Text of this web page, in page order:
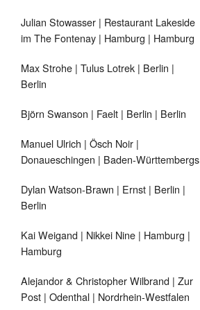
Julian Stowasser | Restaurant Lakeside
im The Fontenay | Hamburg | Hamburg
Max Strohe | Tulus Lotrek | Berlin |
Berlin
Björn Swanson | Faelt | Berlin | Berlin
Manuel Ulrich | Ösch Noir |
Donaueschingen | Baden-Württembergs
Dylan Watson-Brawn | Ernst | Berlin |
Berlin
Kai Weigand | Nikkei Nine | Hamburg |
Hamburg
Alejandor & Christopher Wilbrand | Zur
Post | Odenthal | Nordrhein-Westfalen